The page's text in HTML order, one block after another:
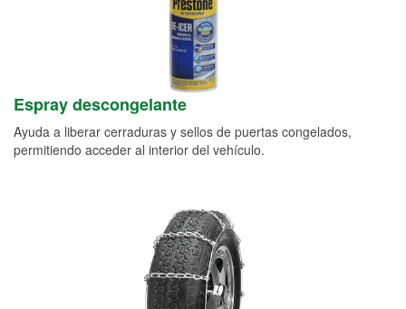
Espray descongelante
Ayuda a liberar cerraduras y sellos de puertas congelados,
permitiendo acceder al interior del vehículo.